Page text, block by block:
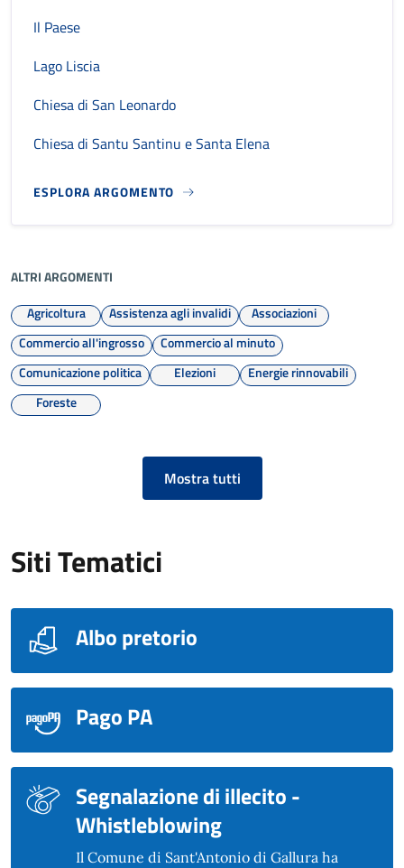
Il Paese
Lago Liscia
Chiesa di San Leonardo
Chiesa di Santu Santinu e Santa Elena
ESPLORA ARGOMENTO
ALTRI ARGOMENTI
Agricoltura
Assistenza agli invalidi
Associazioni
Commercio all'ingrosso
Commercio al minuto
Comunicazione politica
Elezioni
Energie rinnovabili
Foreste
Mostra tutti
Siti Tematici
Albo pretorio
Pago PA
Segnalazione di illecito -
Whistleblowing
Il Comune di Sant'Antonio di Gallura ha